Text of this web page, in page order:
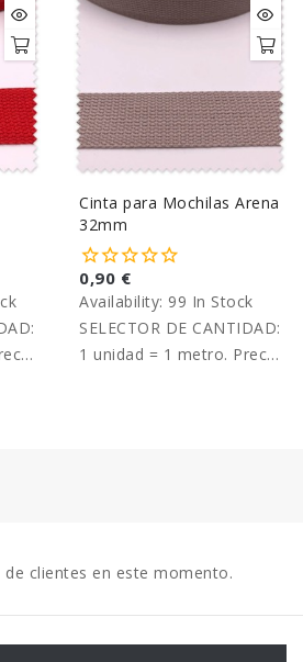
Cinta para Mochilas Arena
32mm
0,90 €
Availability: 99 In Stock
SELECTOR DE CANTIDAD:
1 unidad = 1 metro. Precio
de clientes en este momento.